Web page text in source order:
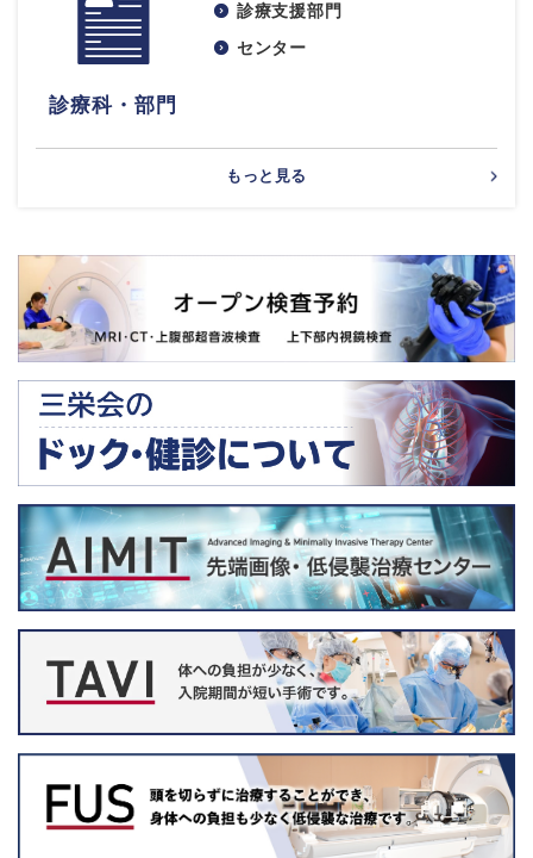
診療科・部門
診療支援部門
センター
もっと見る